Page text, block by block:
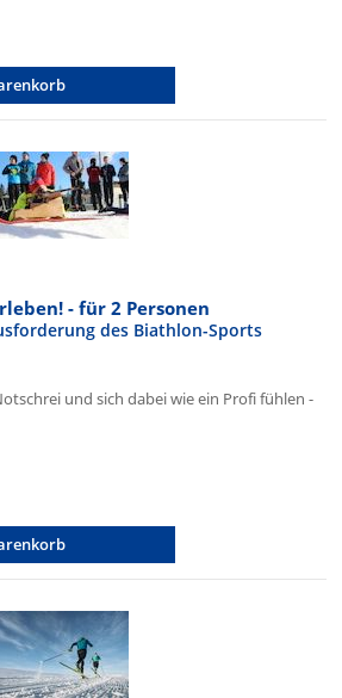
- für 2 Personen
des Biathlon-Sports
und sich dabei wie ein Profi fühlen -